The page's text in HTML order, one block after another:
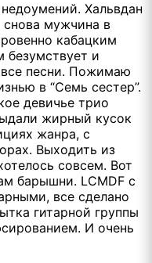
Хальвдан
снова мужчина в
кабацким
безумствует и
песни. Пожимаю
в “Семь сестер”.
девичье трио
жирный кусок
жанра, с
Выходить из
совсем. Вот
барышни. LCMDF с
все сделано
гитарной группы
И очень